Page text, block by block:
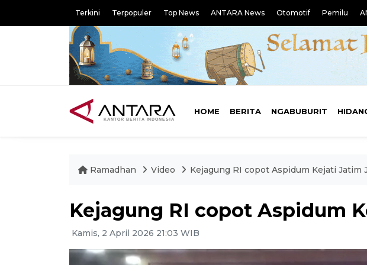
Terkini Terpopuler Top News ANTARA News Otomotif Pemilu
HOME BERITA NGABUBURIT
Ramadhan Video Kejagung RI copot Aspidum Kejati Jatim
Kejagung RI copot Aspidum
Kamis, 2 April 2026 21:03 WIB